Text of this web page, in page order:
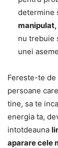
determine
manipulat,
nu trebuie
unei
Fereste-te
persoane
tine, sa te
energia ta,
intotdeauna
aparare cele